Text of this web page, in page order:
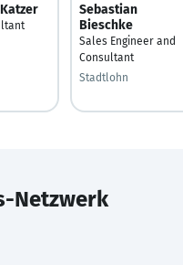
Sebastian
Bieschke
Sales Engineer and
Consultant
Stadtlohn
Netzwerk